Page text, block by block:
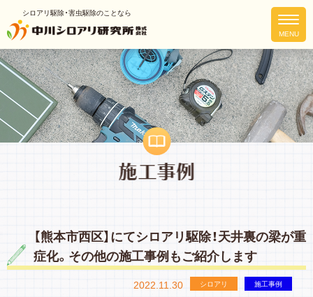
シロアリ駆除・害虫駆除のことなら
【熊本市西区】にてシロアリ駆除！天井裏の梁が重
症化。その他の施工事例もご紹介します
2022.11.30 シロアリ 施工事例